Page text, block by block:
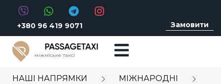
+380 96 419 9071 Замовити
міжміське таксі
НАШІ НАПРЯМКИ
МІЖНАРОДНІ